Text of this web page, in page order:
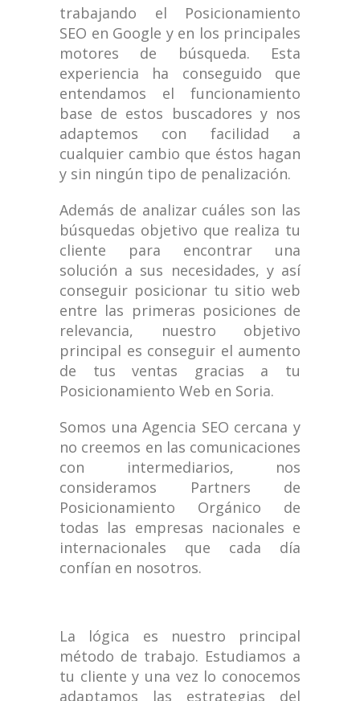
trabajando el Posicionamiento
SEO en Google y en los principales
motores de búsqueda. Esta
experiencia ha conseguido que
entendamos el funcionamiento
base de estos buscadores y nos
adaptemos con facilidad a
cualquier cambio que éstos hagan
y sin ningún tipo de penalización.
Además de analizar cuáles son las
búsquedas objetivo que realiza tu
cliente para encontrar una
solución a sus necesidades, y así
conseguir posicionar tu sitio web
entre las primeras posiciones de
relevancia, nuestro objetivo
principal es conseguir el aumento
de tus ventas gracias a tu
Posicionamiento Web en Soria.
Somos una Agencia SEO cercana y
no creemos en las comunicaciones
con intermediarios, nos
consideramos Partners de
Posicionamiento Orgánico de
todas las empresas nacionales e
internacionales que cada día
confían en nosotros.
La lógica es nuestro principal
método de trabajo. Estudiamos a
tu cliente y una vez lo conocemos
adaptamos las estrategias del